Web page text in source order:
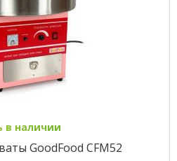
в наличии
GoodFood CFM52